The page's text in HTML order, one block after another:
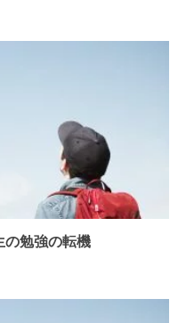
の勉強の転機